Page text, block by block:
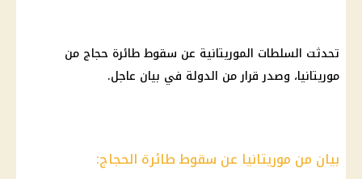
تحدثت السلطات الموريتانية عن سقوط طائرة حجاج من
موريتانيا، وصدر قرار من الدولة في بيان عاجل.
بيان من موريتانيا عن سقوط طائرة الحجاج: